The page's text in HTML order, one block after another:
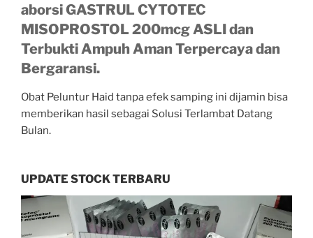
aborsi GASTRUL CYTOTEC
MISOPROSTOL 200mcg ASLI dan
Terbukti Ampuh Aman Terpercaya dan
Bergaransi.
Obat Peluntur Haid tanpa efek samping ini dijamin bisa
memberikan hasil sebagai Solusi Terlambat Datang
Bulan.
UPDATE STOCK TERBARU